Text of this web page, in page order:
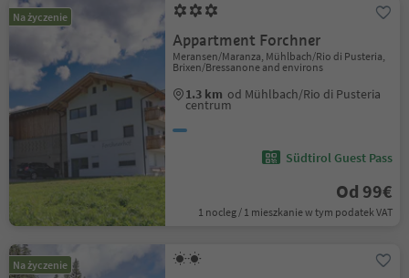
Na życzenie
Appartment Forchner
Meransen/Maranza, Mühlbach/Rio di Pusteria,
Brixen/Bressanone and environs
1.3 km od Mühlbach/Rio di Pusteria
centrum
Südtirol Guest Pass
Od 99€
1 nocleg / 1 mieszkanie w tym podatek VAT
Na życzenie